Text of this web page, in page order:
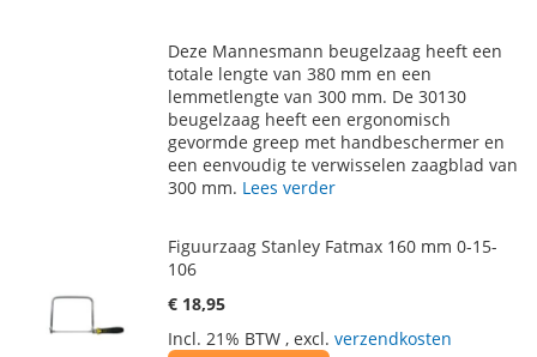
AAN
VERLANGLIJST
TE
VERGELIJKEN
Deze Mannesmann beugelzaag heeft een
totale lengte van 380 mm en een
lemmetlengte van 300 mm. De 30130
beugelzaag heeft een ergonomisch
gevormde greep met handbeschermer en
een eenvoudig te verwisselen zaagblad van
300 mm. Lees verder
Figuurzaag Stanley Fatmax 160 mm 0-15-
106
€ 18,95
Incl. 21% BTW , excl. verzendkosten